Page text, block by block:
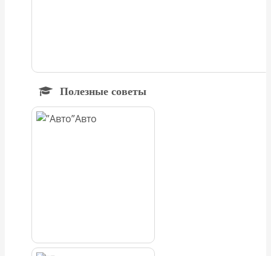
Полезные советы
Авто